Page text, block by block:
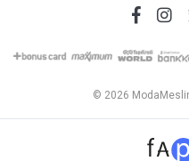
© 2026